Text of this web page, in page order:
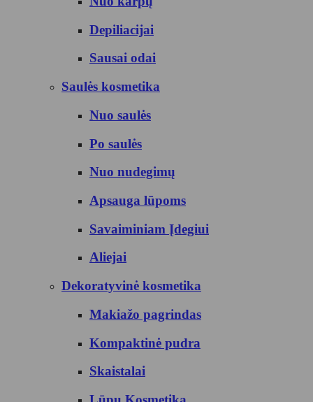
Depiliacijai
Sausai odai
Saulės kosmetika
Nuo saulės
Po saulės
Nuo nudegimų
Apsauga lūpoms
Savaiminiam Įdegiui
Aliejai
Dekoratyvinė kosmetika
Makiažo pagrindas
Kompaktinė pudra
Skaistalai